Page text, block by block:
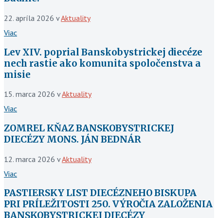
22. apríla 2026 vAktuality
Viac
Lev XIV. poprial Banskobystrickej diecéze
nech rastie ako komunita spoločenstva a
misie
15. marca 2026 vAktuality
Viac
ZOMREL KŇAZ BANSKOBYSTRICKEJ
DIECÉZY MONS. JÁN BEDNÁR
12. marca 2026 vAktuality
Viac
PASTIERSKY LIST DIECÉZNEHO BISKUPA
PRI PRÍLEŽITOSTI 250. VÝROČIA ZALOŽENIA
BANSKOBYSTRICKEJ DIECÉZY